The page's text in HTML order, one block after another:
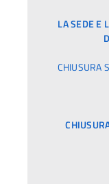
LA SEDE E
CHIUSURA